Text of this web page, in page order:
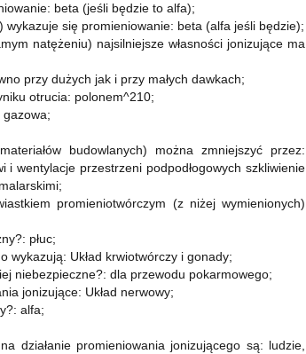
beta (jeśli będzie to alfa);
się promieniowanie: beta (alfa jeśli będzie);
natężeniu) najsilniejsze własności jonizujące ma
przy dużych jak i przy małych dawkach;
otrucia: polonem^210;
gazowa;
budowlanych) można zmniejszyć przez:
wentylacje przestrzeni podpodłogowych szkliwienie
promieniotwórczym (z niżej wymienionych)
płuc;
wykazują: Układ krwiotwórczy i gonady;
niebezpieczne?: dla przewodu pokarmowego;
jonizujące: Układ nerwowy;
alfa;
działanie promieniowania jonizującego są: ludzie,